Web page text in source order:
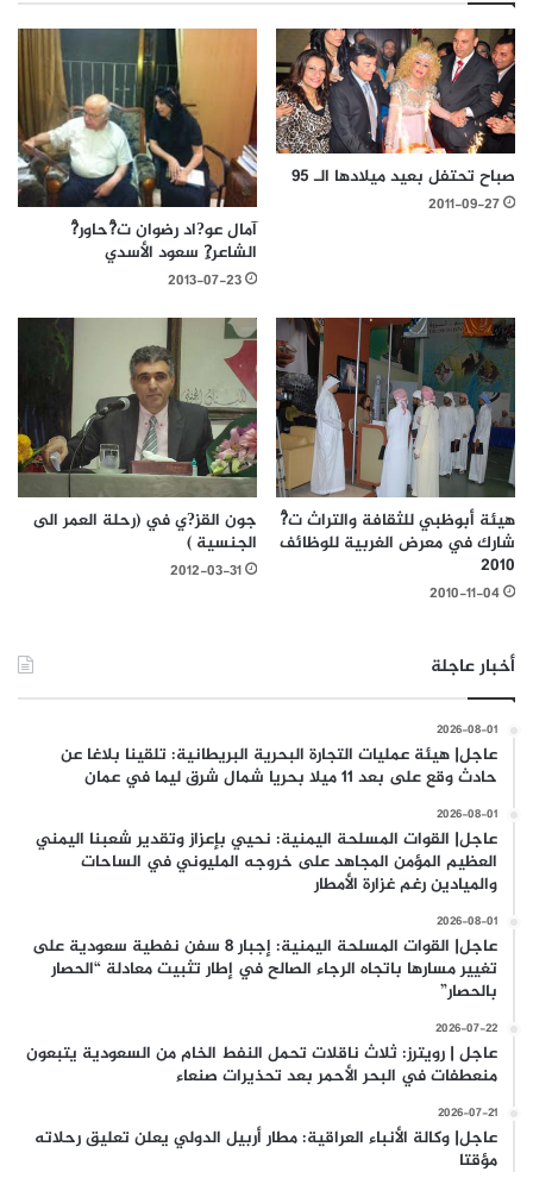
صباح تحتفل بعيد ميلادها الـ 95
2011-09-27
آمال عو?اد رضوان ت?ْحاور?ْ
الشاعر?ِ سعود الأسدي
2013-07-23
هيئة أبوظبي للثقافة والتراث ت?ْ
شارك في معرض الغربية للوظائف
2010
2010-11-04
جون القز?ي في (رحلة العمر الى
الجنسية )
2012-03-31
أخبار عاجلة
2026-08-01
عاجل| هيئة عمليات التجارة البحرية البريطانية: تلقينا بلاغا عن
حادث وقع على بعد 11 ميلا بحريا شمال شرق ليما في عمان
2026-08-01
عاجل| القوات المسلحة اليمنية: نحيي بإعزاز وتقدير شعبنا اليمني
العظيم المؤمن المجاهد على خروجه المليوني في الساحات
والميادين رغم غزارة الأمطار
2026-08-01
عاجل| القوات المسلحة اليمنية: إجبار 8 سفن نفطية سعودية على
تغيير مسارها باتجاه الرجاء الصالح في إطار تثبيت معادلة “الحصار
بالحصار”
2026-07-22
عاجل | رويترز: ثلاث ناقلات تحمل النفط الخام من السعودية يتبعون
منعطفات في البحر الأحمر بعد تحذيرات صنعاء
2026-07-21
عاجل| وكالة الأنباء العراقية: مطار أربيل الدولي يعلن تعليق رحلاته
مؤقتا